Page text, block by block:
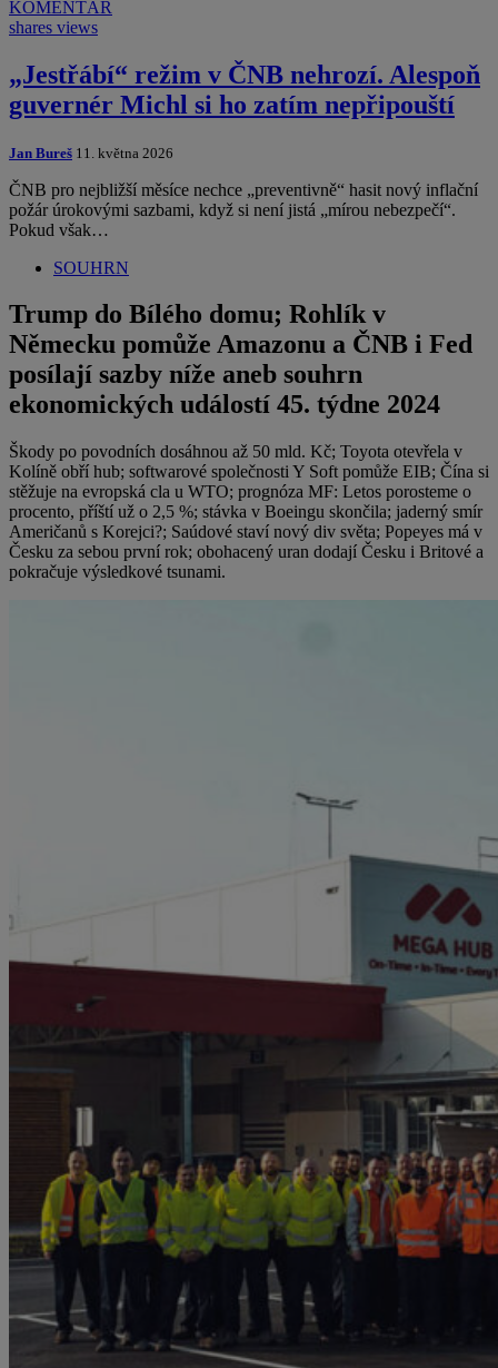
KOMENTÁŘ
shares views
„Jestřábí“ režim v ČNB nehrozí. Alespoň
guvernér Michl si ho zatím nepřipouští
Jan Bureš 11. května 2026
ČNB pro nejbližší měsíce nechce „preventivně“ hasit nový inflační
požár úrokovými sazbami, když si není jistá „mírou nebezpečí“.
Pokud však…
SOUHRN
Trump do Bílého domu; Rohlík v
Německu pomůže Amazonu a ČNB i Fed
posílají sazby níže aneb souhrn
ekonomických událostí 45. týdne 2024
Škody po povodních dosáhnou až 50 mld. Kč; Toyota otevřela v
Kolíně obří hub; softwarové společnosti Y Soft pomůže EIB; Čína si
stěžuje na evropská cla u WTO; prognóza MF: Letos porosteme o
procento, příští už o 2,5 %; stávka v Boeingu skončila; jaderný smír
Američanů s Korejci?; Saúdové staví nový div světa; Popeyes má v
Česku za sebou první rok; obohacený uran dodají Česku i Britové a
pokračuje výsledkové tsunami.